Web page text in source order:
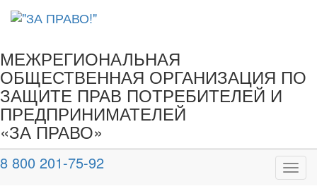
МЕЖРЕГИОНАЛЬНАЯ
ОБЩЕСТВЕННАЯ ОРГАНИЗАЦИЯ ПО
ЗАЩИТЕ ПРАВ ПОТРЕБИТЕЛЕЙ И
ПРЕДПРИНИМАТЕЛЕЙ
«ЗА ПРАВО»
8 800 201-75-92